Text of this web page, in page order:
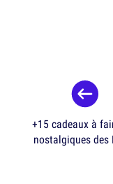
+15 cadeaux à
nostalgiques des